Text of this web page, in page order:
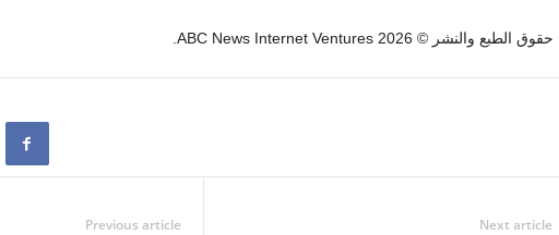
حقوق الطبع والنشر © 2026 ABC News Internet Ventures.
Previous article Next article